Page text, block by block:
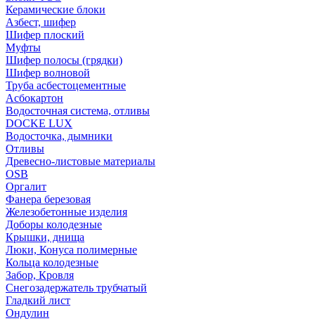
Керамические блоки
Азбест, шифер
Шифер плоский
Муфты
Шифер полосы (грядки)
Шифер волновой
Труба асбестоцементные
Асбокартон
Водосточная система, отливы
DOCKE LUX
Водосточка, дымники
Отливы
Древесно-листовые материалы
OSB
Оргалит
Фанера березовая
Железобетонные изделия
Доборы колодезные
Крышки, днища
Люки, Конуса полимерные
Кольца колодезные
Забор, Кровля
Снегозадержатель трубчатый
Гладкий лист
Ондулин